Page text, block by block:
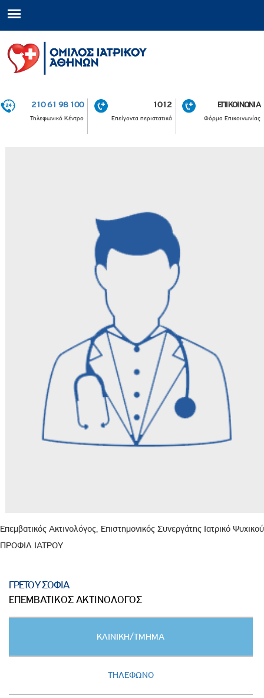
210 61 98 100
Τηλεφωνικό Κέντρο
1012
Επείγοντα περιστατικά
ΕΠΙΚΟΙΝΩΝΙΑ
Φόρμα Επικοινωνίας
Επεμβατικός Ακτινολόγος, Επιστημονικός Συνεργάτης Ιατρικό Ψυχικού
ΠΡΟΦΙΛ ΙΑΤΡΟΥ
ΓΡΕΤΟΥ ΣΟΦΙΑ
ΕΠΕΜΒΑΤΙΚΟΣ ΑΚΤΙΝΟΛΟΓΟΣ
ΚΛΙΝΙΚΗ/ΤΜΗΜΑ
ΤΗΛΕΦΩΝΟ